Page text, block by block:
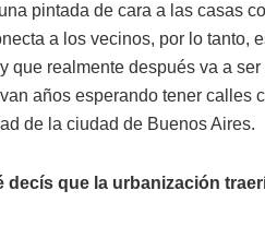
pintada de cara a las casas
a los vecinos, por lo tanto,
que realmente después va a
años esperando tener calles
de la ciudad de Buenos Aires.
decís que la urbanización